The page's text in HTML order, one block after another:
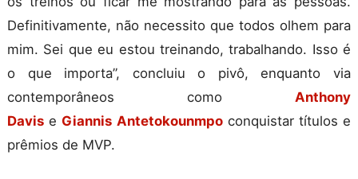
Definitivamente, não necessito que todos olhem para
mim. Sei que eu estou treinando, trabalhando. Isso é
o que importa”, concluiu o pivô, enquanto via
contemporâneos como Anthony
Davis e Giannis Antetokounmpoconquistar títulos e
prêmios de MVP.